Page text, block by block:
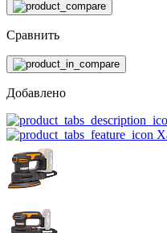
Сравнить
Добавлено